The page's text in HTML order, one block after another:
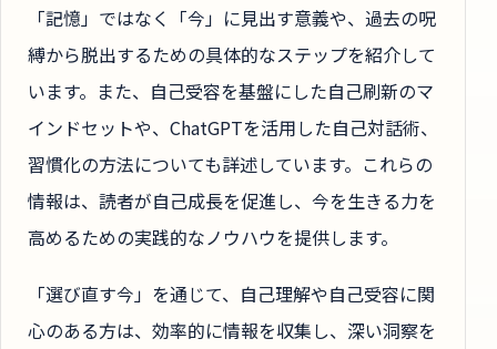
「記憶」ではなく「今」に見出す意義や、過去の呪
縛から脱出するための具体的なステップを紹介して
います。また、自己受容を基盤にした自己刷新のマ
インドセットや、ChatGPTを活用した自己対話術、
習慣化の方法についても詳述しています。これらの
情報は、読者が自己成長を促進し、今を生きる力を
高めるための実践的なノウハウを提供します。
「選び直す今」を通じて、自己理解や自己受容に関
心のある方は、効率的に情報を収集し、深い洞察を